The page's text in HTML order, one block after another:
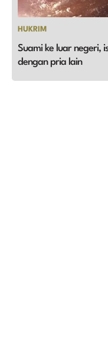
HUKRIM
Suami ke luar negeri,
dengan pria lain